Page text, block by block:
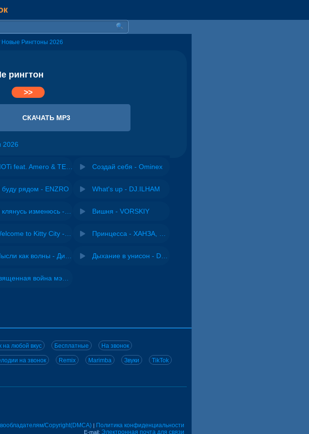
Новые Рингтоны 2026
рингтон
>>
СКАЧАТЬ MP3
2026
Создай себя - Ominex
буду рядом - ENZRO What's up - DJ.ILHAM
Вишня - VORSKIY
на любой вкус Бесплатные На звонок
на звонок Remix Marimba Звуки TikTok
Copyright(DMCA) | Политика конфиденциальности
E-mail: Электронная почта для связи